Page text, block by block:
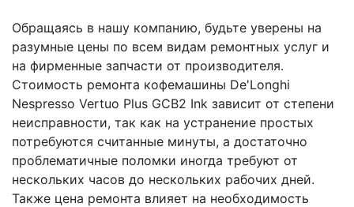
Обращаясь в нашу компанию, будьте уверены на
разумные цены по всем видам ремонтных услуг и
на фирменные запчасти от производителя.
Стоимость ремонта кофемашины De'Longhi
Nespresso Vertuo Plus GCB2 Ink зависит от степени
неисправности, так как на устранение простых
потребуются считанные минуты, а достаточно
проблематичные поломки иногда требуют от
нескольких часов до нескольких рабочих дней.
Также цена ремонта влияет на необходимость